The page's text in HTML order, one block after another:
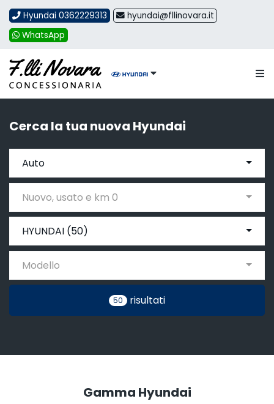
Hyundai 0362229313
hyundai@fllinovara.it
WhatsApp
Cerca la tua nuova Hyundai
Auto
Nuovo, usato e km 0
HYUNDAI (50)
Modello
50 risultati
Gamma Hyundai